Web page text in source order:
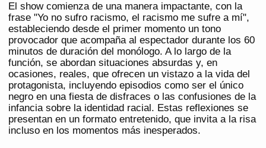
El show comienza de una manera impactante, con la
frase "Yo no sufro racismo, el racismo me sufre a mí",
estableciendo desde el primer momento un tono
provocador que acompaña al espectador durante los 60
minutos de duración del monólogo. A lo largo de la
función, se abordan situaciones absurdas y, en
ocasiones, reales, que ofrecen un vistazo a la vida del
protagonista, incluyendo episodios como ser el único
negro en una fiesta de disfraces o las confusiones de la
infancia sobre la identidad racial. Estas reflexiones se
presentan en un formato entretenido, que invita a la risa
incluso en los momentos más inesperados.